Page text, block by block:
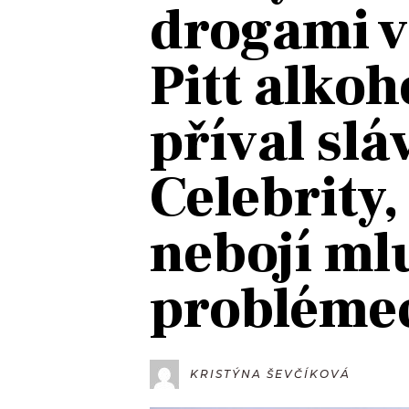
JAK NALADIT
RÁDIO
APLIKACE
PROGRAM
PLAYLIST
JAK
SOUTĚŽE
drogami
Pitt
příval
nebojí
KRISTÝNA ŠEVČÍKOVÁ